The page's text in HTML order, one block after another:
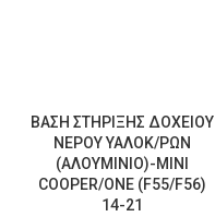
ΒΑΣΗ ΣΤΗΡΙΞΗΣ ΔΟΧΕΙΟΥ
ΝΕΡΟΥ ΥΑΛΟΚ/ΡΩΝ
(ΑΛΟΥΜΙΝΙΟ)-MINI
COOPER/ONE (F55/F56)
14-21